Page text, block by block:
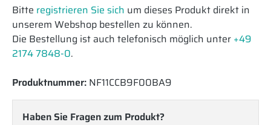
Bitte registrieren Sie sich um dieses Produkt direkt in
unserem Webshop bestellen zu können.
Die Bestellung ist auch telefonisch möglich unter +49
2174 7848-0.
Produktnummer: NF11CCB9F00BA9
Haben Sie Fragen zum Produkt?